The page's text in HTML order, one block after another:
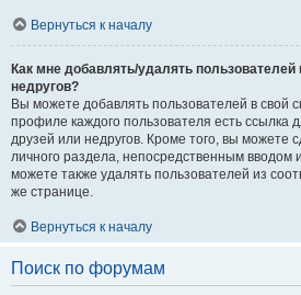
Вернуться к началу
Как мне добавлять/удалять пользователей
недругов?
Вы можете добавлять пользователей в свой
профиле каждого пользователя есть ссылка
друзей или недругов. Кроме того, вы можете
личного раздела, непосредственным вводом
можете также удалять пользователей из
же странице.
Вернуться к началу
Поиск по форумам